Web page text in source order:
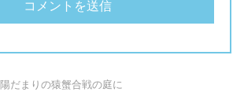
陽だまりの猿蟹合戦の庭に